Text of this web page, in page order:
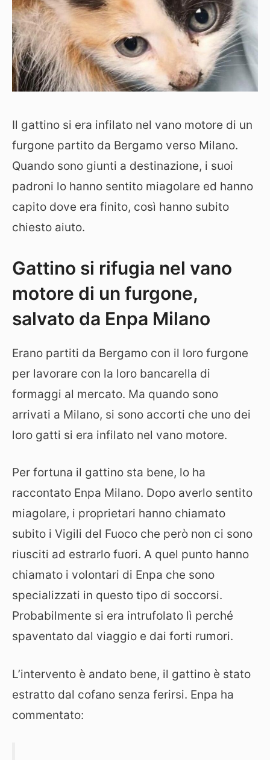
Il gattino si era infilato nel vano motore di un
furgone partito da Bergamo verso Milano.
Quando sono giunti a destinazione, i suoi
padroni lo hanno sentito miagolare ed hanno
capito dove era finito, così hanno subito
chiesto aiuto.
Gattino si rifugia nel vano
motore di un furgone,
salvato da Enpa Milano
Erano partiti da Bergamo con il loro furgone
per lavorare con la loro bancarella di
formaggi al mercato. Ma quando sono
arrivati a Milano, si sono accorti che uno dei
loro gatti si era infilato nel vano motore.
Per fortuna il gattino sta bene, lo ha
raccontato Enpa Milano. Dopo averlo sentito
miagolare, i proprietari hanno chiamato
subito i Vigili del Fuoco che però non ci sono
riusciti ad estrarlo fuori. A quel punto hanno
chiamato i volontari di Enpa che sono
specializzati in questo tipo di soccorsi.
Probabilmente si era intrufolato lì perché
spaventato dal viaggio e dai forti rumori.
L’intervento è andato bene, il gattino è stato
estratto dal cofano senza ferirsi. Enpa ha
commentato: